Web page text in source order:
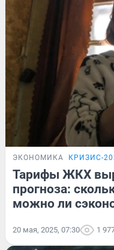
ЭКОНОМИКА КРИЗИС-
Тарифы ЖКХ
прогноза:
можно ли
20 мая, 2025, 07:30 1